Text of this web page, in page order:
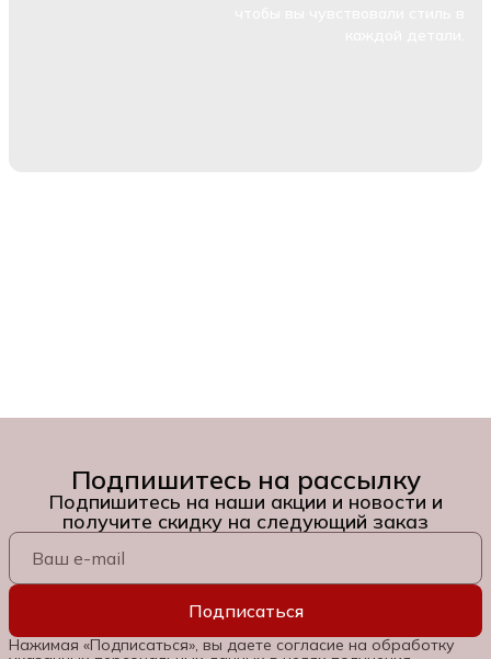
Подпишитесь на рассылку
Подпишитесь на наши акции и новости и
получите скидку на следующий заказ
Подписаться
Нажимая «Подписаться», вы даете согласие на обработку